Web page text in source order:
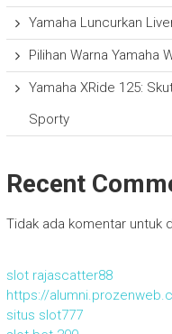
Yamaha Luncurkan
Pilihan Warna Yamaha
Yamaha XRide 125:
Sporty
Recent
Tidak ada komentar untuk
slot rajascatter88
https://
situs slot777